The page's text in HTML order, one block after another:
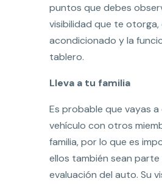
puntos que debes
visibilidad que te otorga,
acondicionado y la
tablero.
Lleva a tu familia
Es probable que vayas
vehículo con otros
familia, por lo que es
ellos también sean parte
evaluación del auto. Su